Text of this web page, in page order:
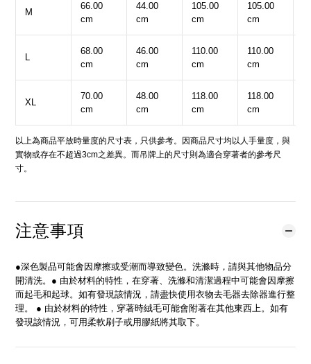
M
66.00
cm
44.00
cm
105.00
cm
105.00
cm
L
68.00
cm
46.00
cm
110.00
cm
110.00
cm
XL
70.00
cm
48.00
cm
118.00
cm
118.00
cm
以上為商品平放時量度的尺寸表，只供參考。因商品尺寸均以人手量度，與
實物或存在不超過3cm之差異。而吊牌上的尺寸則為適合穿著者的參考尺
寸。
注意事項
●深色製品可能會因摩擦或受潮而導致變色。洗滌時，請與其他物品分
開清洗。● 由於材料的特性，在穿著、洗滌和清潔過程中可能會因摩擦
而起毛和起球。如有發現該情況，請盡快使用衣物去毛器去除器進行整
理。 ● 由於材料的特性，穿著時絨毛可能會附著在其他東西上。如有
發現該情況，可用柔軟刷子或用膠紙將其取下。